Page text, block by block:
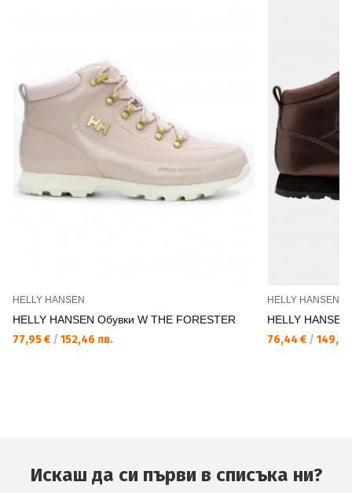
HELLY HANSEN
HELLY HANSEN Обувки W THE FORESTER
77,95 € / 152,46 лв.
HELLY HANSEN
HELLY
76,44 € /
Искаш да си първи в списъка ни?